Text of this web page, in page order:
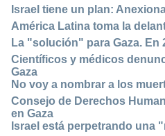
Israel tiene un plan:
América Latina toma la
La "solución" para Gaza. En
Científicos y médicos
Gaza
No voy a nombrar a los
Consejo de Derechos
en Gaza
Israel está perpetrando una